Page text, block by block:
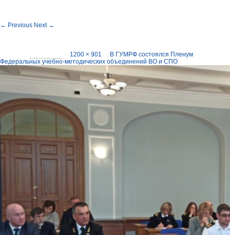
← Previous Next →
1200 × 901
В ГУМРФ состоялся Пленум
Федеральных учебно-методических объединений ВО и СПО